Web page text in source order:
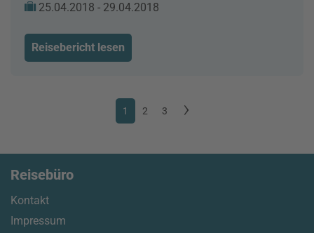
25.04.2018 - 29.04.2018
Reisebericht lesen
1 2 3
Reisebüro
Kontakt
Impressum